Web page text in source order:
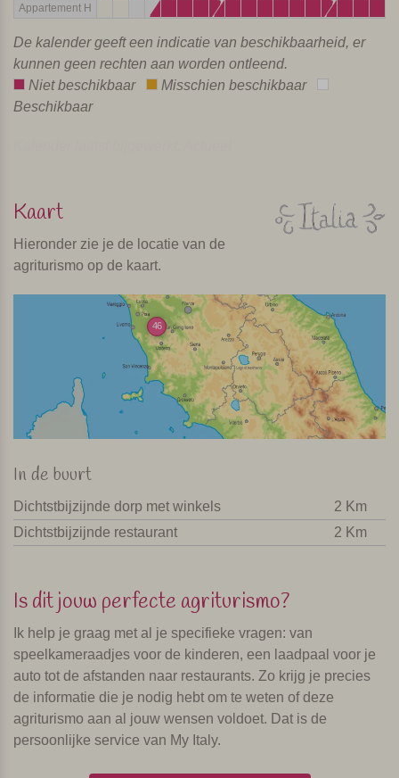
Appartement H
De kalender geeft een indicatie van beschikbaarheid, er
kunnen geen rechten aan worden ontleend.
Niet beschikbaar
Misschien beschikbaar
Beschikbaar
Kaart
Hieronder zie je de locatie van de
agriturismo op de kaart.
46
In de buurt
Dichtstbijzijnde dorp met winkels
2 Km
Dichtstbijzijnde restaurant
2 Km
Is dit jouw perfecte agriturismo?
Ik help je graag met al je specifieke vragen: van
speelkameraadjes voor de kinderen, een laadpaal voor je
auto tot de afstanden naar restaurants. Zo krijg je precies
de informatie die je nodig hebt om te weten of deze
agriturismo aan al jouw wensen voldoet. Dat is de
persoonlijke service van My Italy.